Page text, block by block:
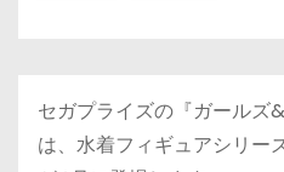
セガプライズの『ガールズ
は、水着フィギュアシリー